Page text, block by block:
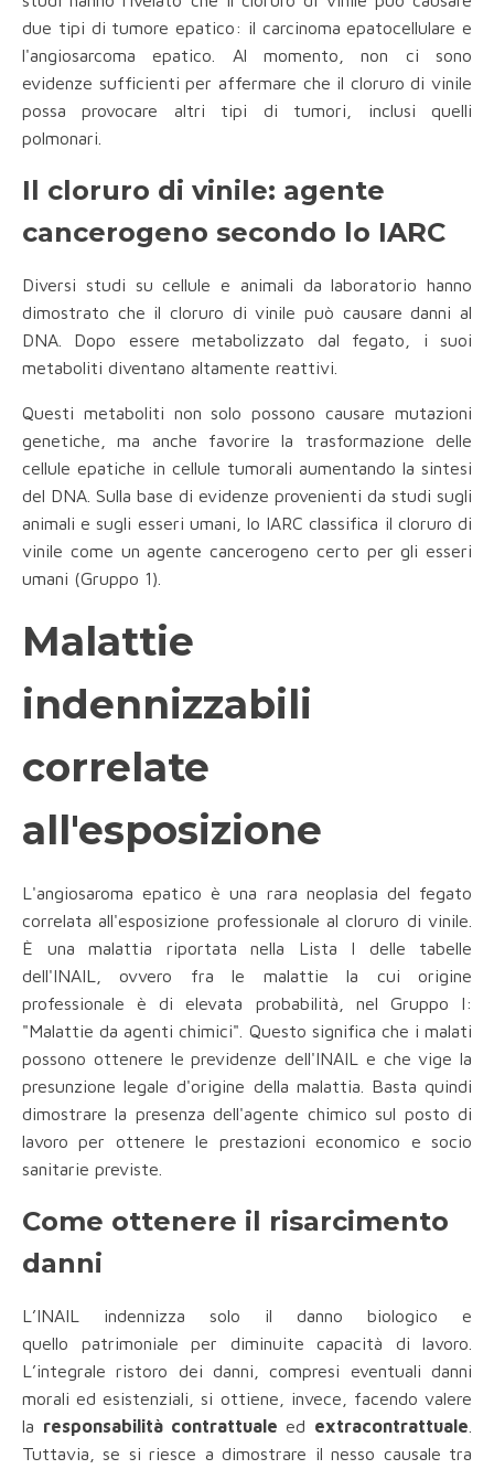
due tipi di tumore epatico: il carcinoma epatocellulare e
l'angiosarcoma epatico. Al momento, non ci sono
evidenze sufficienti per affermare che il cloruro di vinile
possa provocare altri tipi di tumori, inclusi quelli
polmonari.
Il cloruro di vinile: agente
cancerogeno secondo lo IARC
Diversi studi su cellule e animali da laboratorio hanno
dimostrato che il cloruro di vinile può causare danni al
DNA. Dopo essere metabolizzato dal fegato, i suoi
metaboliti diventano altamente reattivi.
Questi metaboliti non solo possono causare mutazioni
genetiche, ma anche favorire la trasformazione delle
cellule epatiche in cellule tumorali aumentando la sintesi
del DNA. Sulla base di evidenze provenienti da studi sugli
animali e sugli esseri umani, lo IARC classifica il cloruro di
vinile come un agente cancerogeno certo per gli esseri
umani (Gruppo 1).
Malattie
indennizzabili
correlate
all'esposizione
L'angiosaroma epatico è una rara neoplasia del fegato
correlata all'esposizione professionale al cloruro di vinile.
È una malattia riportata nella Lista I delle tabelle
dell'INAIL, ovvero fra le malattie la cui origine
professionale è di elevata probabilità, nel Gruppo I:
"Malattie da agenti chimici". Questo significa che i malati
possono ottenere le previdenze dell'INAIL e che vige la
presunzione legale d'origine della malattia. Basta quindi
dimostrare la presenza dell'agente chimico sul posto di
lavoro per ottenere le prestazioni economico e socio
sanitarie previste.
Come ottenere il risarcimento
danni
L’INAIL indennizza solo il danno biologico e
quello patrimoniale per diminuite capacità di lavoro.
L’integrale ristoro dei danni, compresi eventuali danni
morali ed esistenziali, si ottiene, invece, facendo valere
la responsabilità contrattuale ed extracontrattuale
Tuttavia, se si riesce a dimostrare il nesso causale tra